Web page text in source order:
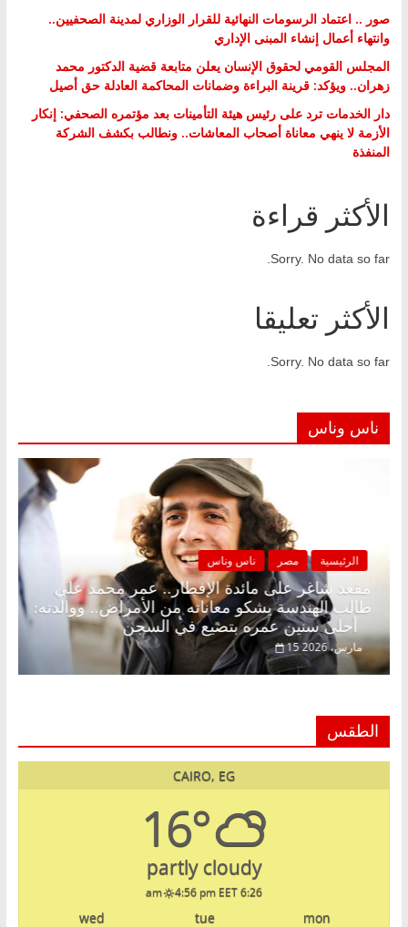
صور .. اعتماد الرسومات النهائية للقرار الوزاري لمدينة الصحفيين..
وانتهاء أعمال إنشاء المبنى الإداري
المجلس القومي لحقوق الإنسان يعلن متابعة قضية الدكتور محمد
زهران.. ويؤكد: قرينة البراءة وضمانات المحاكمة العادلة حق أصيل
دار الخدمات ترد على رئيس هيئة التأمينات بعد مؤتمره الصحفي: إنكار
الأزمة لا ينهي معاناة أصحاب المعاشات.. ونطالب بكشف الشركة
المنفذة
الأكثر قراءة
Sorry. No data so far.
الأكثر تعليقا
Sorry. No data so far.
ناس وناس
الرئيسية مصر ناس وناس
مقعد شاغر على مائدة الإفطار.. عمر محمد علي
طالب الهندسة يشكو معاناته من الأمراض.. ووالدته:
أحلى سنين عمره بتضيع في السجن
15 مارس، 2026
الطقس
CAIRO, EG
16°
partly cloudy
6:26 am
4:56 pm EET
mon
tue
wed